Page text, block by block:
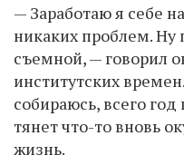
— Заработаю я себе
никаких проблем. Ну
съемной, — говорил
институтских
собираюсь, всего
тянет что-то вновь
жизнь.